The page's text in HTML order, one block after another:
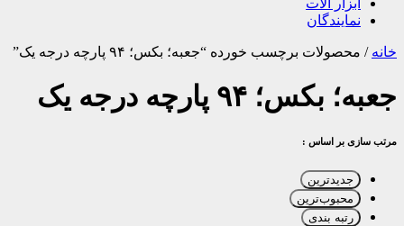
ابزار آلات
نمایندگان
خانه / محصولات برچسب خورده “جعبه؛ بکس؛ ۹۴ پارچه درجه یک”
جعبه؛ بکس؛ ۹۴ پارچه درجه یک
مرتب سازی بر اساس :
جدیدترین
محبوب‌ترین
رتبه بندی